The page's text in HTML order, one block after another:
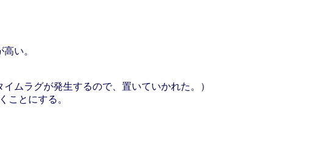
い。
ムラグが発生するので、置いていかれた。）
ことにする。